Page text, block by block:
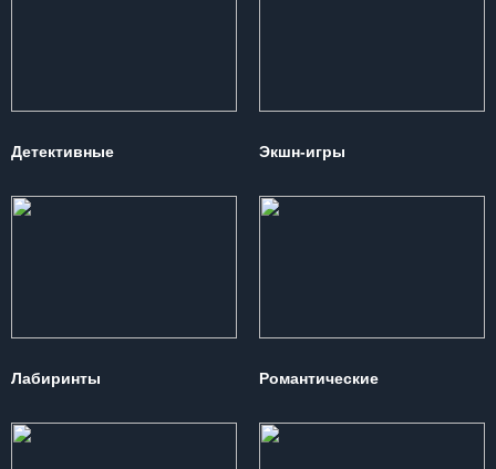
Детективные Экшн-игры
Лабиринты Романтические